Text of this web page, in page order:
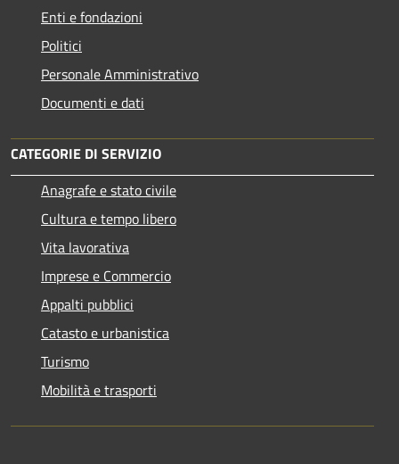
Enti e fondazioni
Politici
Personale Amministrativo
Documenti e dati
CATEGORIE DI SERVIZIO
Anagrafe e stato civile
Cultura e tempo libero
Vita lavorativa
Imprese e Commercio
Appalti pubblici
Catasto e urbanistica
Turismo
Mobilità e trasporti